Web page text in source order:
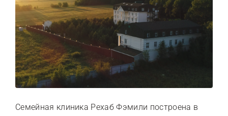
Семейная клиника Рехаб Фэмили построена в